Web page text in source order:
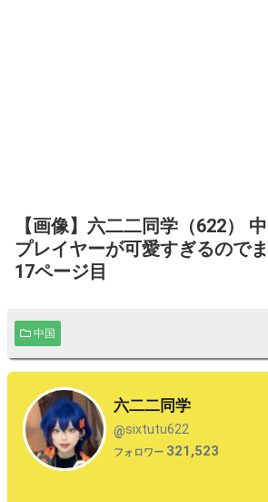
【画像】六二二同学（622）
プレイヤーが可愛すぎるので
17ページ目
中国
六二二同学
@sixtutu622
フォロワー 321,523